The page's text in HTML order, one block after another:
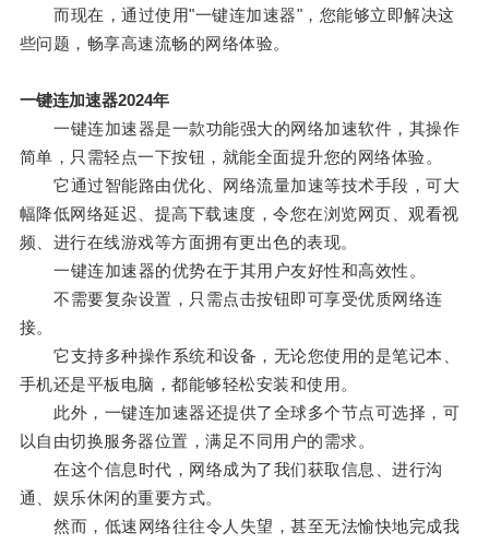
而现在，通过使用"一键连加速器"，您能够立即解决这
些问题，畅享高速流畅的网络体验。
一键连加速器2024年
一键连加速器是一款功能强大的网络加速软件，其操作
简单，只需轻点一下按钮，就能全面提升您的网络体验。
它通过智能路由优化、网络流量加速等技术手段，可大
幅降低网络延迟、提高下载速度，令您在浏览网页、观看视
频、进行在线游戏等方面拥有更出色的表现。
一键连加速器的优势在于其用户友好性和高效性。
不需要复杂设置，只需点击按钮即可享受优质网络连
接。
它支持多种操作系统和设备，无论您使用的是笔记本、
手机还是平板电脑，都能够轻松安装和使用。
此外，一键连加速器还提供了全球多个节点可选择，可
以自由切换服务器位置，满足不同用户的需求。
在这个信息时代，网络成为了我们获取信息、进行沟
通、娱乐休闲的重要方式。
然而，低速网络往往令人失望，甚至无法愉快地完成我